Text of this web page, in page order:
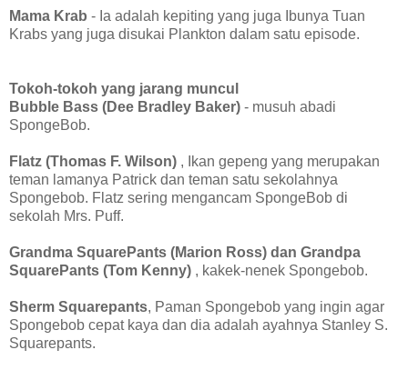
Mama Krab - Ia adalah kepiting yang juga Ibunya Tuan
Krabs yang juga disukai Plankton dalam satu episode.
Tokoh-tokoh yang jarang muncul
Bubble Bass (Dee Bradley Baker) - musuh abadi
SpongeBob.
Flatz (Thomas F. Wilson) , Ikan gepeng yang merupakan
teman lamanya Patrick dan teman satu sekolahnya
Spongebob. Flatz sering mengancam SpongeBob di
sekolah Mrs. Puff.
Grandma SquarePants (Marion Ross) dan Grandpa
SquarePants (Tom Kenny) , kakek-nenek Spongebob.
Sherm Squarepants, Paman Spongebob yang ingin agar
Spongebob cepat kaya dan dia adalah ayahnya Stanley S.
Squarepants.